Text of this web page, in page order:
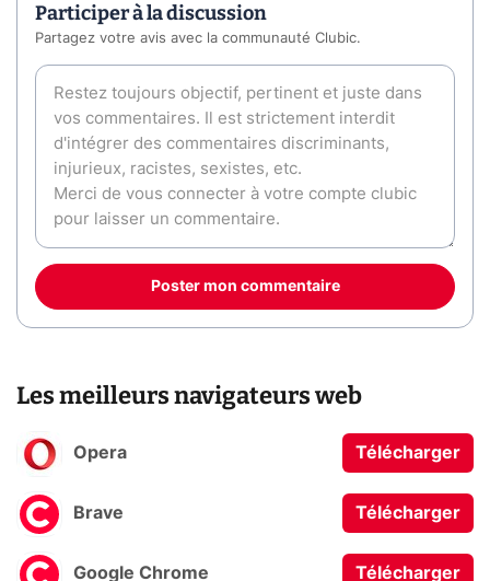
Participer à la discussion
Partagez votre avis avec la communauté Clubic.
Poster mon commentaire
Les meilleurs navigateurs web
Opera Télécharger
Brave Télécharger
Google Chrome Télécharger